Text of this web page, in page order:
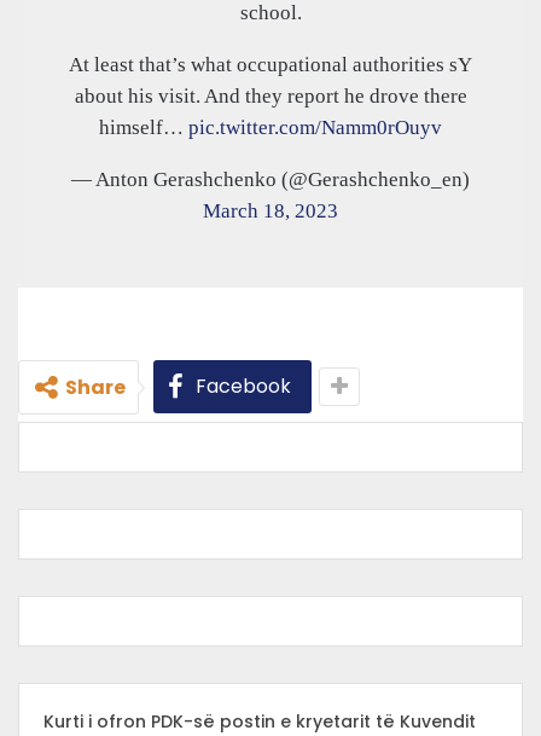
school.
At least that’s what occupational authorities sY
about his visit. And they report he drove there
himself… pic.twitter.com/Namm0rOuyv
— Anton Gerashchenko (@Gerashchenko_en)
March 18, 2023
Share Facebook
Kurti i ofron PDK-së postin e kryetarit të Kuvendit